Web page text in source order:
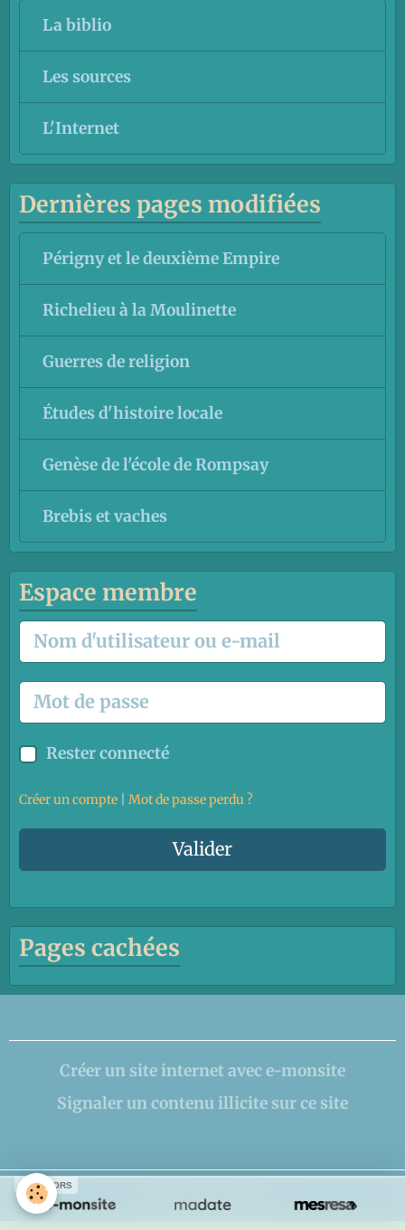
La biblio
Les sources
L'Internet
Dernières pages modifiées
Périgny et le deuxième Empire
Richelieu à la Moulinette
Guerres de religion
Études d'histoire locale
Genèse de l'école de Rompsay
Brebis et vaches
Espace membre
Rester connecté
Créer un compte Mot de passe perdu ?
Valider
Pages cachées
Créer un site internet avec e-monsite
Signaler un contenu illicite sur ce site
Gestion des cookies
SPONSORS